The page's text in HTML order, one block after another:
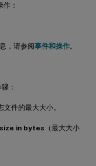
：
，请参阅事件和操作。
：
文件的最大大小。
in bytes （最大大小